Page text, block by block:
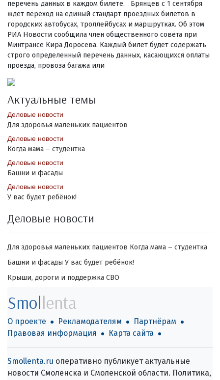
перечень данных в каждом билете. Брянцев с 1 сентября
ждет переход на единый стандарт проездных билетов в
городских автобусах, троллейбусах и маршрутках. Об этом
РИА Новости сообщила член общественного совета при
Минтрансе Кира Доросева. Каждый билет будет содержать
строго определенный перечень данных, касающихся оплаты
проезда, провоза багажа или
Актуальные темы
Деловые новости
Для здоровья маленьких пациентов
Деловые новости
Когда мама – студентка
Деловые новости
Башни и фасады
Деловые новости
У вас будет ребёнок!
Деловые новости
Для здоровья маленьких пациентов Когда мама – студентка
Башни и фасады У вас будет ребёнок!
Крыши, дороги и поддержка СВО
Smollenta
О проекте Рекламодателям
Партнёрам
Правовая информация
Карта сайта
Smollenta.ru оперативно публикует актуальные
новости Смоленска и Смоленской области. Политика,